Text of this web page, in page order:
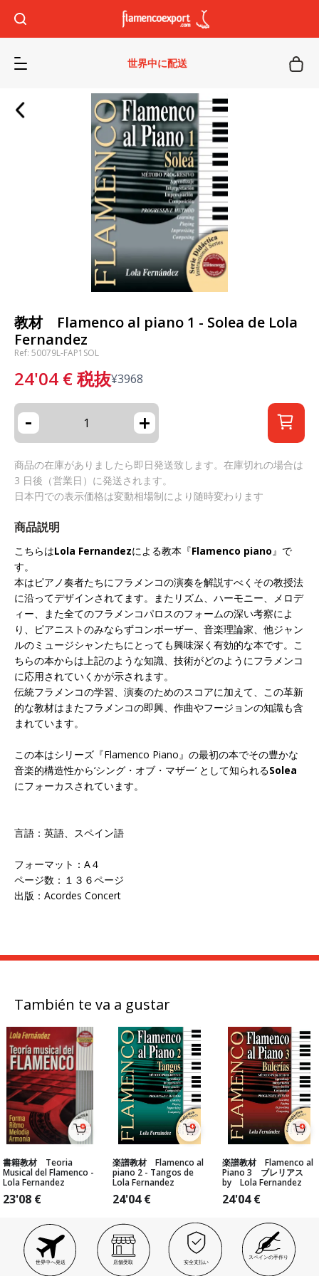
世界中に配送
教材 Flamenco al piano 1 - Solea de Lola
Fernandez
Ref: 50079L-FAP1SOL
24'04 €税抜¥3968
- +
商品の在庫がありましたら即日発送致します。在庫切れの場合は
3 日後（営業日）に発送されます。
日本円での表示価格は変動相場制により随時変わります
商品説明
こちらはLola Fernandezによる教本『Flamenco piano』で
す。
本はピアノ奏者たちにフラメンコの演奏を解説すべくその教授法
に沿ってデザインされてます。またリズム、ハーモニー、メロデ
ィー、また全てのフラメンコパロスのフォームの深い考察によ
り、ピアニストのみならずコンポーザー、音楽理論家、他ジャン
ルのミュージシャンたちにとっても興味深く有効的な本です。こ
ちらの本からは上記のような知識、技術がどのようにフラメンコ
に応用されていくかが示されます。
伝統フラメンコの学習、演奏のためのスコアに加えて、この革新
的な教材はまたフラメンコの即興、作曲やフージョンの知識も含
まれています。
この本はシリーズ『Flamenco Piano』の最初の本でその豊かな
音楽的構造性から‘シング・オブ・マザー’ として知られるSolea
にフォーカスされています。
言語：英語、スペイン語
フォーマット：A４
ページ数：１３６ページ
出版：Acordes Concert
También te va a gustar
書籍教材 Teoria
Musical del Flamenco -
Lola Fernandez
23'08 €
楽譜教材 Flamenco al
piano 2 - Tangos de
Lola Fernandez
24'04€
楽譜教材 Flamenco al
Piano 3 ブレリアス
by Lola Fernandez
24'04€
世界中へ発送 店舗受取 安全支払い
スペインの手作り